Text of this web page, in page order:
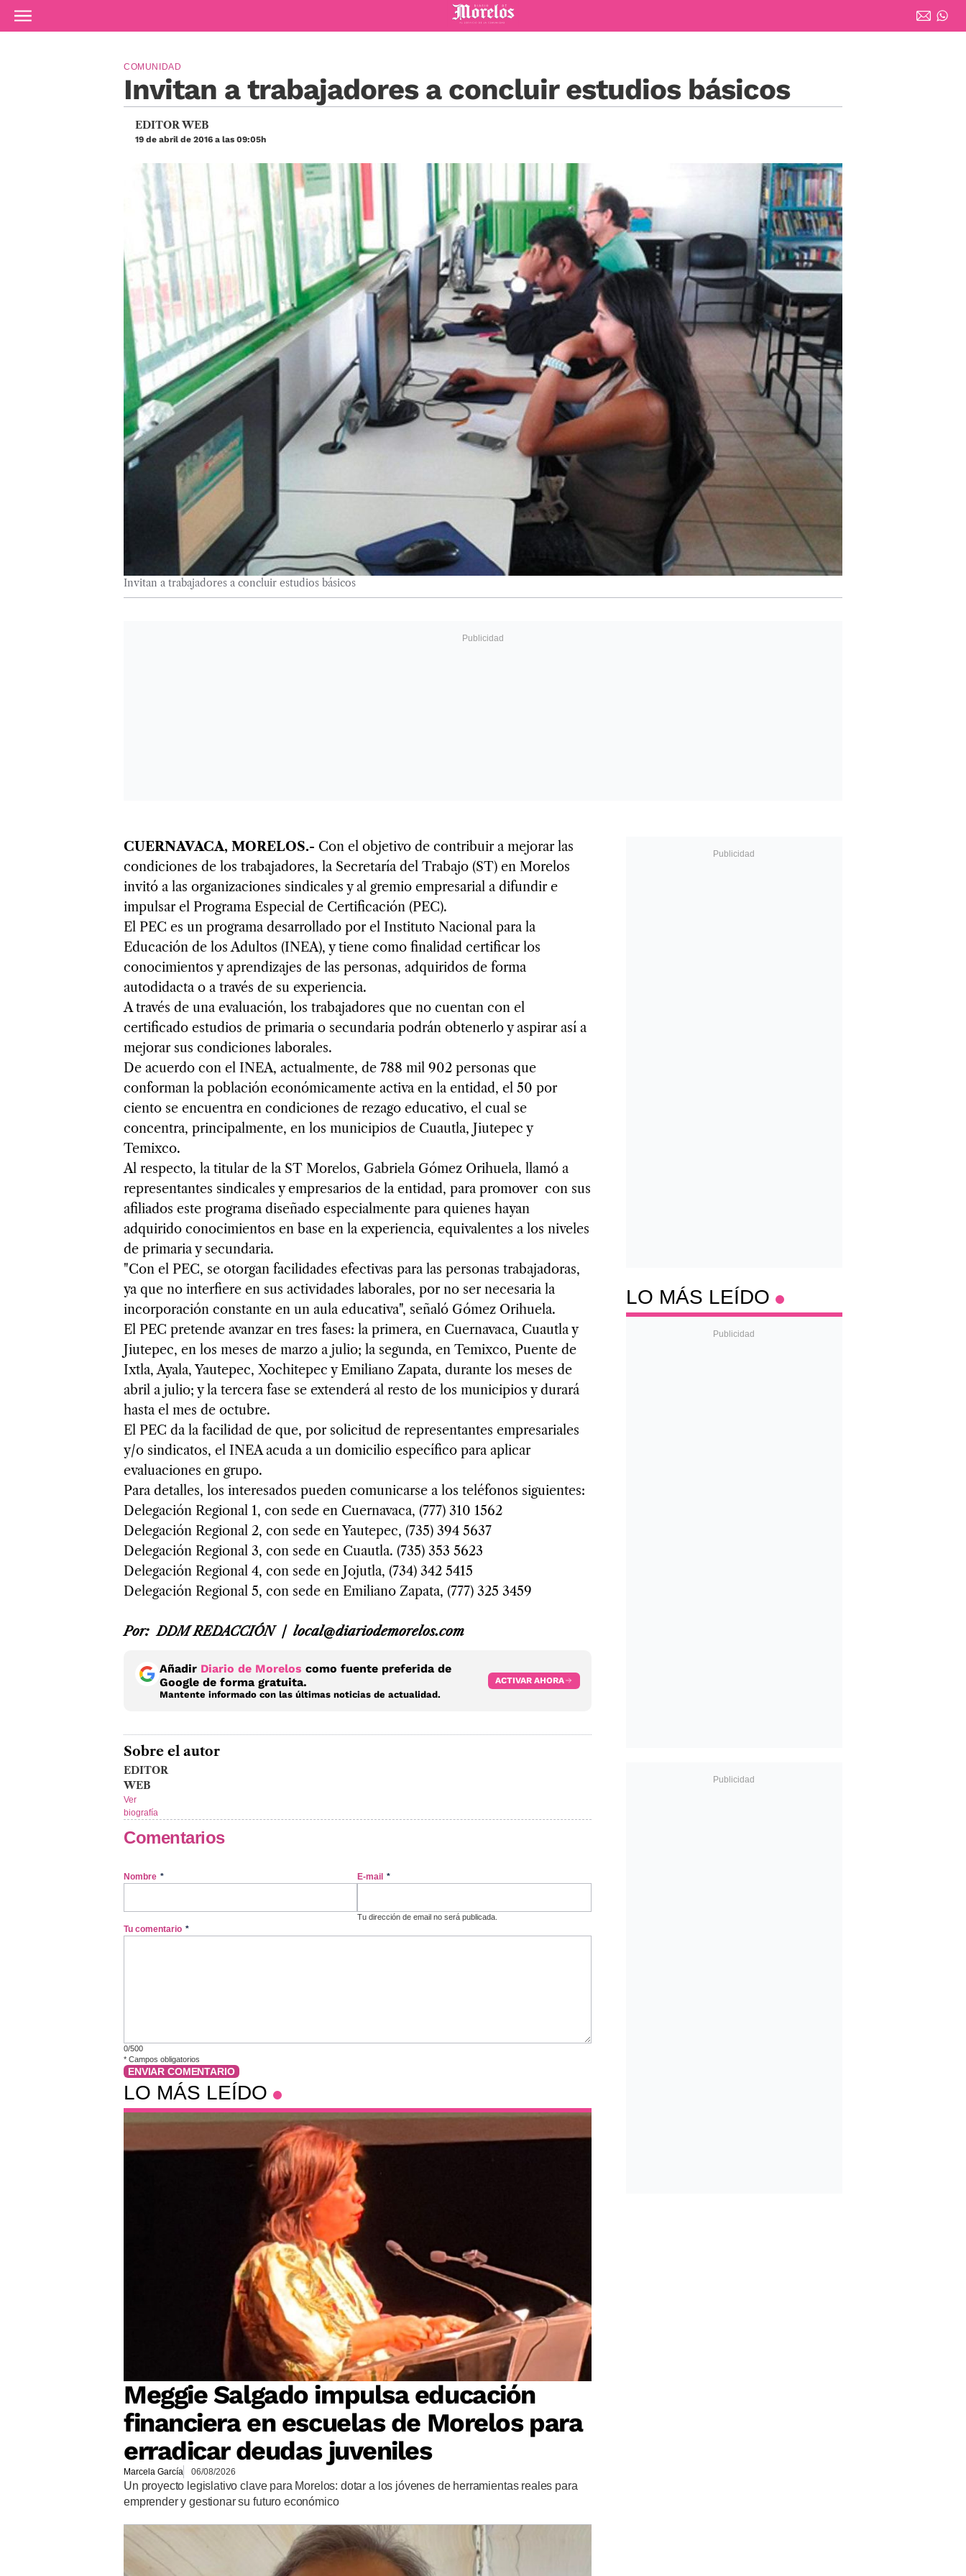
Ir al contenido principal
Diario de Morelos
Invitan a trabajadores a concluir estudios básicos
COMUNIDAD
EDITOR WEB
19 de abril de 2016 a las 09:05h
Invitan a trabajadores a concluir estudios básicos
CUERNAVACA, MORELOS.- Con el objetivo de contribuir a mejorar las
condiciones de los trabajadores, la Secretaría del Trabajo (ST) en Morelos
invitó a las organizaciones sindicales y al gremio empresarial a difundir e
impulsar el Programa Especial de Certificación (PEC).
El PEC es un programa desarrollado por el Instituto Nacional para la
Educación de los Adultos (INEA), y tiene como finalidad certificar los
conocimientos y aprendizajes de las personas, adquiridos de forma
autodidacta o a través de su experiencia.
A través de una evaluación, los trabajadores que no cuentan con el
certificado estudios de primaria o secundaria podrán obtenerlo y aspirar así a
mejorar sus condiciones laborales.
De acuerdo con el INEA, actualmente, de 788 mil 902 personas que
conforman la población económicamente activa en la entidad, el 50 por
ciento se encuentra en condiciones de rezago educativo, el cual se
concentra, principalmente, en los municipios de Cuautla, Jiutepec y
Temixco.
Al respecto, la titular de la ST Morelos, Gabriela Gómez Orihuela, llamó a
representantes sindicales y empresarios de la entidad, para promover con sus
afiliados este programa diseñado especialmente para quienes hayan
adquirido conocimientos en base en la experiencia, equivalentes a los niveles
de primaria y secundaria.
"Con el PEC, se otorgan facilidades efectivas para las personas trabajadoras,
ya que no interfiere en sus actividades laborales, por no ser necesaria la
incorporación constante en un aula educativa", señaló Gómez Orihuela.
El PEC pretende avanzar en tres fases: la primera, en Cuernavaca, Cuautla y
Jiutepec, en los meses de marzo a julio; la segunda, en Temixco, Puente de
Ixtla, Ayala, Yautepec, Xochitepec y Emiliano Zapata, durante los meses de
abril a julio; y la tercera fase se extenderá al resto de los municipios y durará
hasta el mes de octubre.
El PEC da la facilidad de que, por solicitud de representantes empresariales
y/o sindicatos, el INEA acuda a un domicilio específico para aplicar
evaluaciones en grupo.
Para detalles, los interesados pueden comunicarse a los teléfonos siguientes:
Delegación Regional 1, con sede en Cuernavaca, (777) 310 1562
Delegación Regional 2, con sede en Yautepec, (735) 394 5637
Delegación Regional 3, con sede en Cuautla. (735) 353 5623
Delegación Regional 4, con sede en Jojutla, (734) 342 5415
Delegación Regional 5, con sede en Emiliano Zapata, (777) 325 3459
Por: DDM REDACCIÓN / local@diariodemorelos.com
Añadir Diario de Morelos como fuente preferida de
Google de forma gratuita.
Mantente informado con las últimas noticias de actualidad.
ACTIVAR AHORA
Sobre el autor
EDITOR
WEB
Ver
biografía
Comentarios
Nombre * E-mail *
Tu dirección de email no será publicada.
Tu comentario *
0/500
* Campos obligatorios
ENVIAR COMENTARIO
LO MÁS LEÍDO
Meggie Salgado impulsa educación
financiera en escuelas de Morelos para
erradicar deudas juveniles
Marcela García 06/08/2026
Un proyecto legislativo clave para Morelos: dotar a los jóvenes de herramientas reales para
emprender y gestionar su futuro económico
LO MÁS LEÍDO